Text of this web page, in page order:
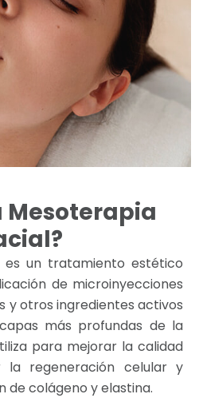
Mesoterapia
es un tratamiento estético
de microinyecciones
y otros ingredientes activos
más profundas de la
para mejorar la calidad
regeneración celular y
de colágeno y elastina.